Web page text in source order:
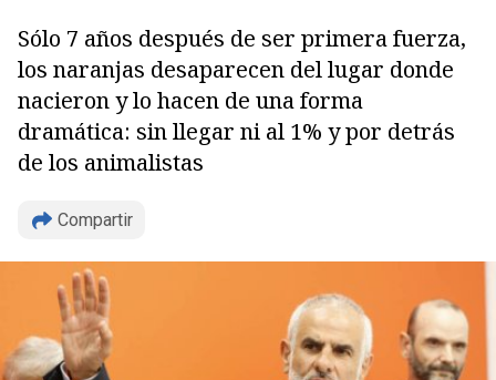
Sólo 7 años después de ser primera fuerza,
los naranjas desaparecen del lugar donde
nacieron y lo hacen de una forma
dramática: sin llegar ni al 1% y por detrás
de los animalistas
Compartir